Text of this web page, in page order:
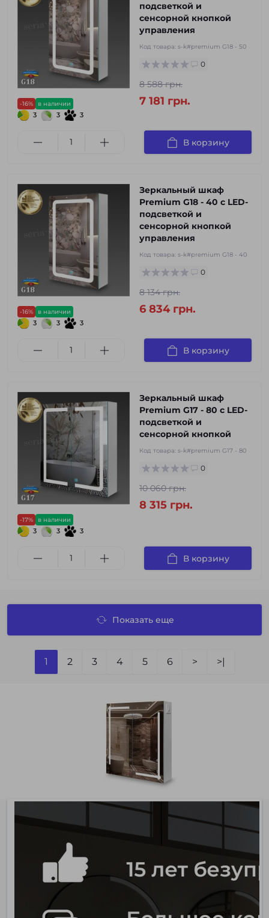
-16% в наличии
3 3 3
подсветкой и
сенсорной кнопкой
управления
Код товара: s-k#premium G18 - 50
0
8 588 грн.
7 181 грн.
В корзину
-16% в наличии
3 3 3
Зеркальный шкаф
Premium G18 - 40 с LED-
подсветкой и
сенсорной кнопкой
управления
Код товара: s-k#premium G18 - 40
0
8 134 грн.
6 834 грн.
В корзину
-17% в наличии
3 3 3
Зеркальный шкаф
Premium G17 - 80 с LED-
подсветкой и
сенсорной кнопкой
Код товара: s-k#premium G17 - 80
0
10 060 грн.
8 315 грн.
В корзину
Показать еще
1 2 3 4 5 6 > >|